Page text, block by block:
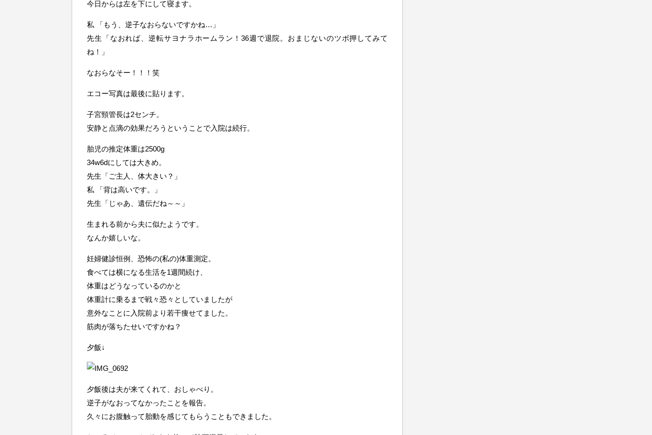
今日からは左を下にして寝ます。
私 「もう、逆子なおらないですかね…」
先生「なおれば、逆転サヨナラホームラン！36週で退院。おまじないのツボ押してみて
ね！」
なおらなそー！！！笑
エコー写真は最後に貼ります。
子宮頸管長は2センチ。
安静と点滴の効果だろうということで入院は続行。
胎児の推定体重は2500g
34w6dにしては大きめ。
先生「ご主人、体大きい？」
私 「背は高いです。」
先生「じゃあ、遺伝だね～～」
生まれる前から夫に似たようです。
なんか嬉しいな。
妊婦健診恒例、恐怖の(私の)体重測定。
食べては横になる生活を1週間続け、
体重はどうなっているのかと
体重計に乗るまで戦々恐々としていましたが
意外なことに入院前より若干痩せてました。
筋肉が落ちたせいですかね？
夕飯↓
夕飯後は夫が来てくれて、おしゃべり。
逆子がなおってなかったことを報告。
久々にお腹触って胎動を感じてもらうこともできました。